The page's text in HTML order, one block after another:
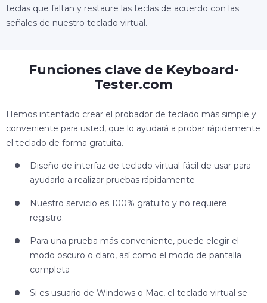
teclas que faltan y restaure las teclas de acuerdo con las
señales de nuestro teclado virtual.
Funciones clave de Keyboard-
Tester.com
Hemos intentado crear el probador de teclado más simple y
conveniente para usted, que lo ayudará a probar rápidamente
el teclado de forma gratuita.
Diseño de interfaz de teclado virtual fácil de usar para
ayudarlo a realizar pruebas rápidamente
Nuestro servicio es 100% gratuito y no requiere
registro.
Para una prueba más conveniente, puede elegir el
modo oscuro o claro, así como el modo de pantalla
completa
Si es usuario de Windows o Mac, el teclado virtual se